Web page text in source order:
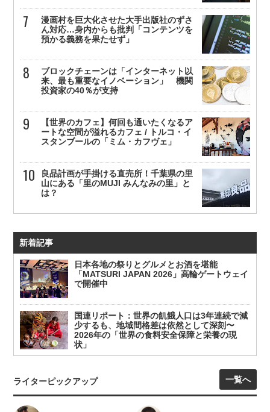
漫画村を巨大化させた大手出版社のずさ
ん対応…身内からも批判「コンテンツを
預かる義務を果たせず」
ブロックチェーンは「インターネット以
来、最も重要なイノベーション」 機関
投資家の40％が支持
【世界のカフェ】何回も通いたくなるア
ートな空間が溢れるカフェ / トルコ・イ
スタンブールの「ミム・カフヴェ」
良品計画が手掛ける直売所！千葉県の里
山にある「里のMUJI みんなみの里」と
は？
新着記事
日本各地の祭りとグルメとお酒を堪能
「MATSURI JAPAN 2026」高輪ゲートウェイ
で開催中
国連リポート：世界の飢餓人口は3年連続で減
少するも、地域間格差は依然として深刻〜
2026年の「世界の食料安全保障と栄養の現
状」
ライターピックアップ 一覧へ